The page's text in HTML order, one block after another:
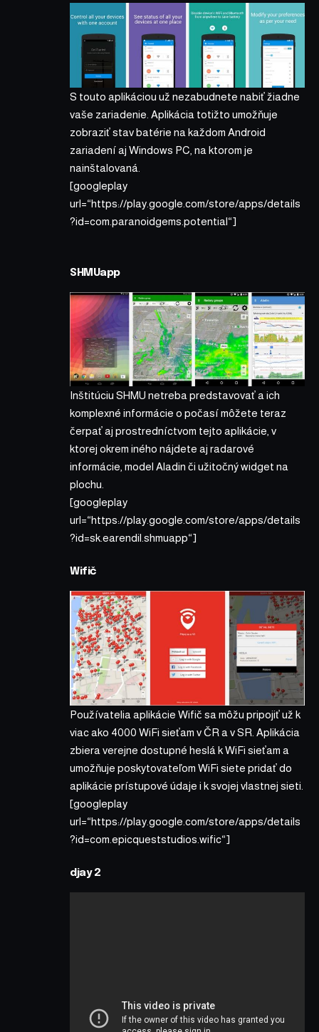
S touto aplikáciou už nezabudnete nabiť žiadne
vaše zariadenie. Aplikácia totižto umožňuje
zobraziť stav batérie na každom Android
zariadení aj Windows PC, na ktorom je
nainštalovaná.
[googleplay
url=“https://play.google.com/store/apps/details
?id=com.paranoidgems.potential“]
SHMUapp
Inštitúciu SHMU netreba predstavovať a ich
komplexné informácie o počasí môžete teraz
čerpať aj prostredníctvom tejto aplikácie, v
ktorej okrem iného nájdete aj radarové
informácie, model Aladin či užitočný widget na
plochu.
[googleplay
url=“https://play.google.com/store/apps/details
?id=sk.earendil.shmuapp“]
Wifič
Používatelia aplikácie Wifič sa môžu pripojiť už k
viac ako 4000 WiFi sieťam v ČR a v SR. Aplikácia
zbiera verejne dostupné heslá k WiFi sieťam a
umožňuje poskytovateľom WiFi siete pridať do
aplikácie prístupové údaje i k svojej vlastnej sieti.
[googleplay
url=“https://play.google.com/store/apps/details
?id=com.epicqueststudios.wific“]
djay 2